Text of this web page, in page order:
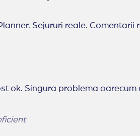
Sejururi reale. Comentarii
ok. Singura problema